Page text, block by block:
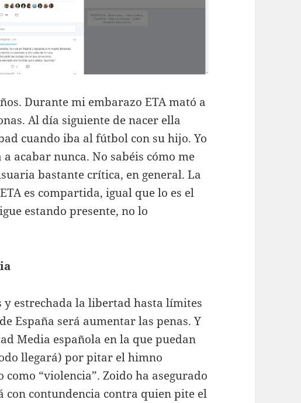
Durante mi embarazo ETA mató a
Al día siguiente de nacer ella
cuando iba al fútbol con su hijo. Yo
acabar nunca. No sabéis cómo me
bastante crítica, en general. La
es compartida, igual que lo es el
estando presente, no lo
estrechada la libertad hasta límites
España será aumentar las penas. Y
Media española en la que puedan
llegará) por pitar el himno
“violencia”. Zoido ha asegurado
con contundencia contra quien pite el